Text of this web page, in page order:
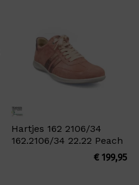
Hartjes 162 2106/34
162.2106/34 22.22 Peach
€199,95